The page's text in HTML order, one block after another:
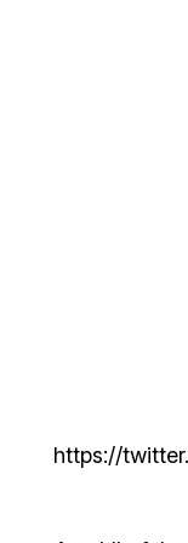
https://